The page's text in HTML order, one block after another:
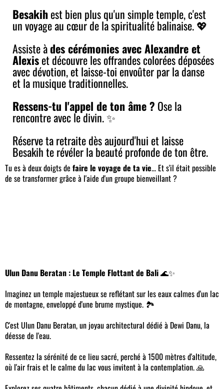
Besakihest bien plus qu'un simple temple, c'est
un voyage au cœur de la spiritualité balinaise. 💖
Assiste àdes cérémonies avec Alexandre et
Alexiset découvre les offrandes colorées déposées
avec dévotion, et laisse-toi envoûter par la danse
et la musique traditionnelles.
Ressens-tu l'appel de ton âme ? Ose la
rencontre avec le divin. ✨
Réserve ta retraite dès aujourd'hui et laisse
Besakih te révéler la beauté profonde de ton être.
Tu es à deux doigts de faire le voyage de ta vie... Et s'il était possible
de se transformer grâce à l'aide d'un groupe bienveillant ?
Ulun Danu Beratan : Le Temple Flottant de Bali🌊✨
Imaginez un temple majestueux se reflétant sur les eaux calmes d'un lac
de montagne, enveloppé d'une brume mystique. 🏞️
C'est Ulun Danu Beratan, un joyau architectural dédié à Dewi Danu, la
déesse de l'eau.
Ressentez la sérénité de ce lieu sacré, perché à 1500 mètres d'altitude,
où l'air frais et le calme du lac vous invitent à la contemplation. 🙏